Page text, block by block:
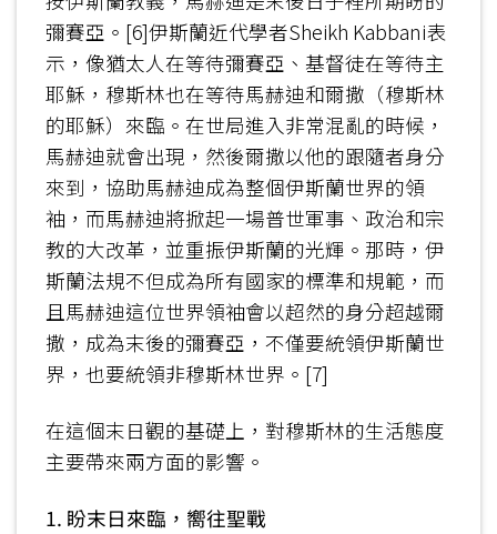
彌賽亞。[6]伊斯蘭近代學者Sheikh Kabbani表
示，像猶太人在等待彌賽亞、基督徒在等待主
耶穌，穆斯林也在等待馬赫迪和爾撒（穆斯林
的耶穌）來臨。在世局進入非常混亂的時候，
馬赫迪就會出現，然後爾撒以他的跟隨者身分
來到，協助馬赫迪成為整個伊斯蘭世界的領
袖，而馬赫迪將掀起一場普世軍事、政治和宗
教的大改革，並重振伊斯蘭的光輝。那時，伊
斯蘭法規不但成為所有國家的標準和規範，而
且馬赫迪這位世界領袖會以超然的身分超越爾
撒，成為末後的彌賽亞，不僅要統領伊斯蘭世
界，也要統領非穆斯林世界。[7]
在這個末日觀的基礎上，對穆斯林的生活態度
主要帶來兩方面的影響。
1. 盼末日來臨，嚮往聖戰